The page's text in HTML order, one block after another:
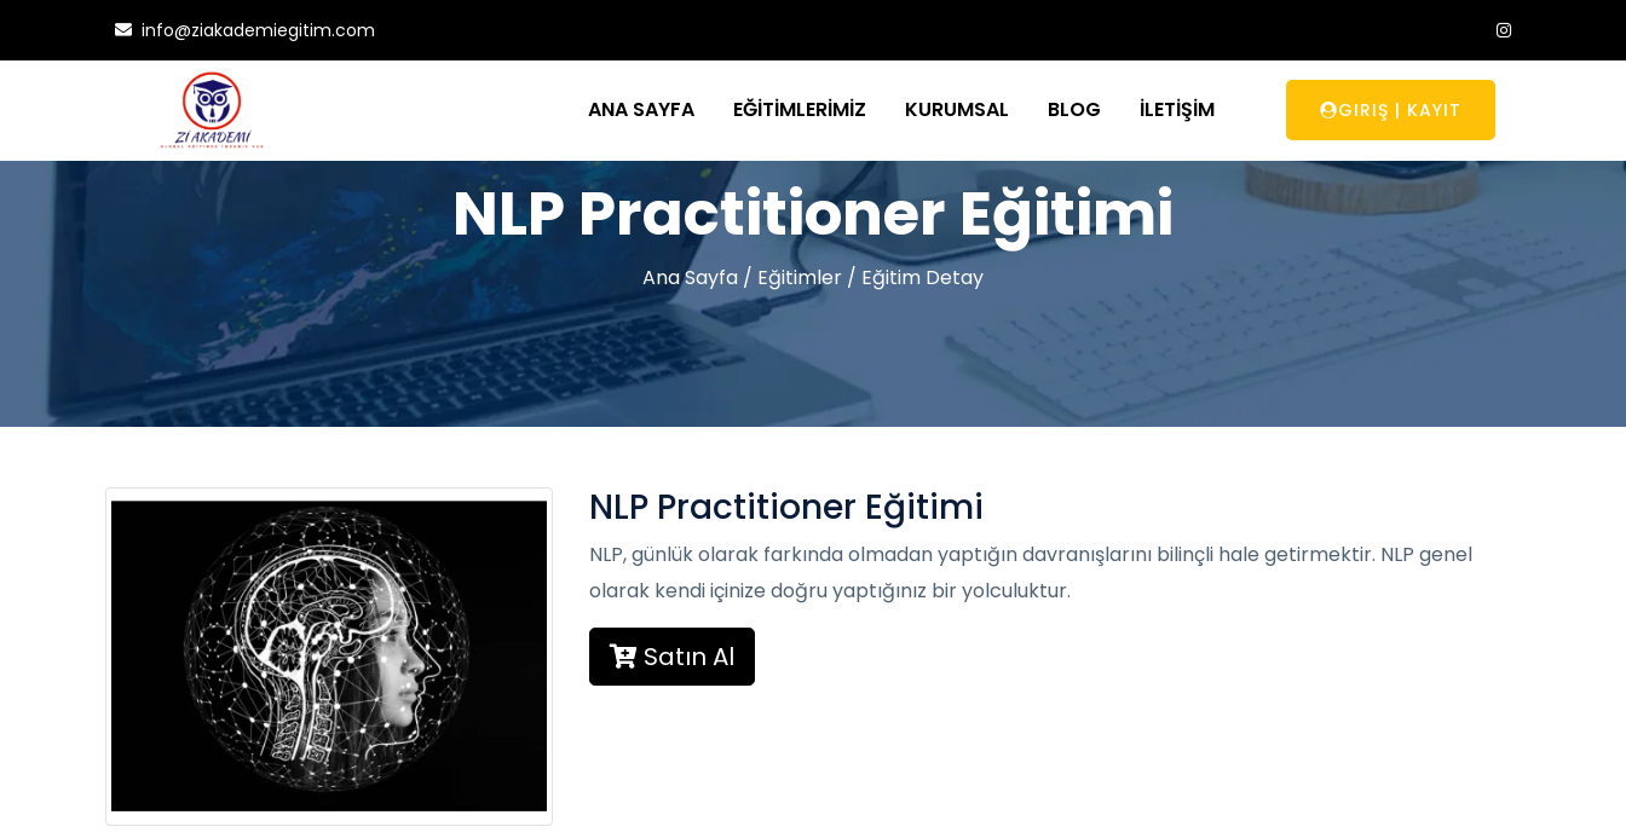
info@ziakademiegitim.com
ANA SAYFA EĞİTİMLERİMİZ KURUMSAL BLOG İLETİŞİM GIRIŞ | KAYIT
NLP Practitioner Eğitimi
Ana Sayfa / Eğitimler / Eğitim Detay
NLP Practitioner Eğitimi
NLP, günlük olarak farkında olmadan yaptığın davranışlarını bilinçli hale getirmektir. NLP genel
olarak kendi içinize doğru yaptığınız bir yolculuktur.
Satın Al